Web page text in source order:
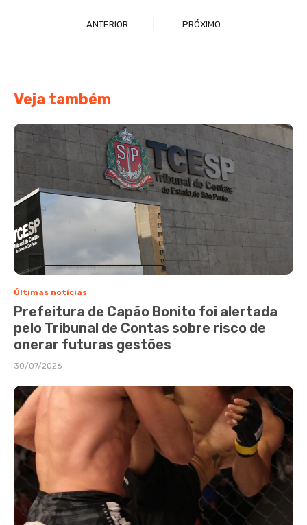
ANTERIOR PRÓXIMO
Veja também
Últimas notícias
Prefeitura de Capão Bonito foi alertada
pelo Tribunal de Contas sobre risco de
onerar futuras gestões
30/07/2026